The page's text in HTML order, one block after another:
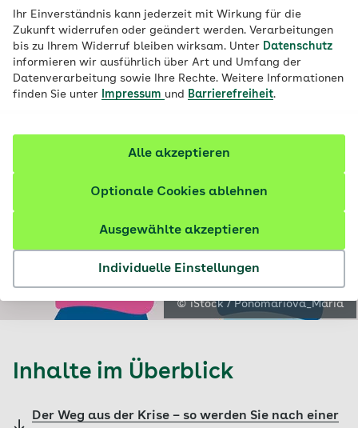
Ihr Einverständnis kann jederzeit mit Wirkung für die
Zukunft widerrufen oder geändert werden. Verarbeitungen
bis zu Ihrem Widerruf bleiben wirksam. Unter Datenschutz
informieren wir ausführlich über Art und Umfang der
Datenverarbeitung sowie Ihre Rechte. Weitere Informationen
finden Sie unter
Impressum und Barrierefreiheit.
Individuelle Einstellungen
Ausgewählte akzeptieren
Optionale Cookies ablehnen
Alle akzeptieren
© iStock / Ponomariova_Maria
Inhalte im Überblick
Der Weg aus der Krise – so werden Sie nach einer